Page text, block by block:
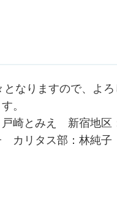
なりますので、よ
。
戸崎とみえ 新宿地
リタス部：林純子